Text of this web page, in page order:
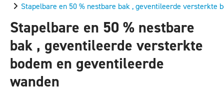
Stapelbare en 50 % nestbare bak , geventileerde versterkte
Stapelbare en 50 % nestbare
bak , geventileerde versterkte
bodem en geventileerde
wanden